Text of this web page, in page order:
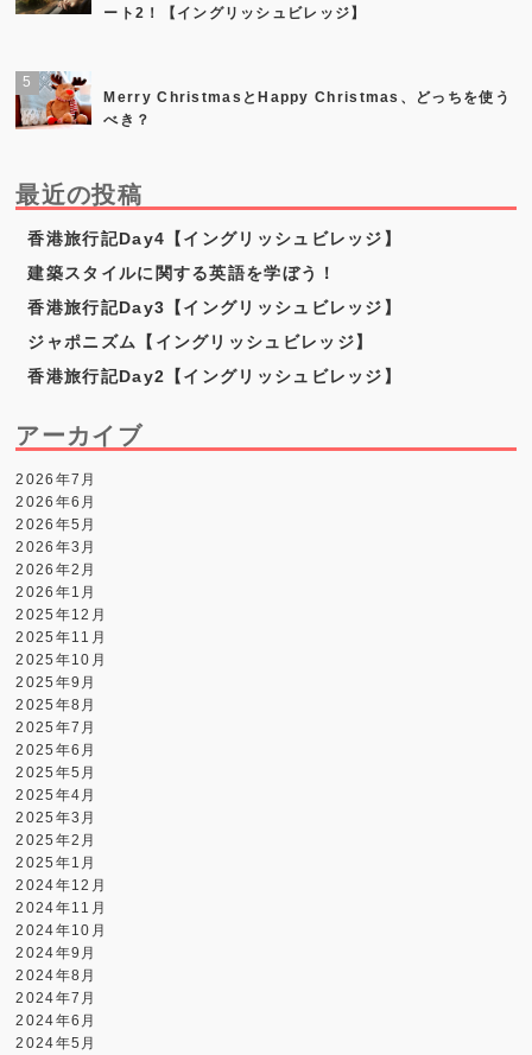
ート2！【イングリッシュビレッジ】
Merry ChristmasとHappy Christmas、どっちを使う
べき？
最近の投稿
香港旅行記Day4【イングリッシュビレッジ】
建築スタイルに関する英語を学ぼう！
香港旅行記Day3【イングリッシュビレッジ】
ジャポニズム【イングリッシュビレッジ】
香港旅行記Day2【イングリッシュビレッジ】
アーカイブ
2026年7月
2026年6月
2026年5月
2026年3月
2026年2月
2026年1月
2025年12月
2025年11月
2025年10月
2025年9月
2025年8月
2025年7月
2025年6月
2025年5月
2025年4月
2025年3月
2025年2月
2025年1月
2024年12月
2024年11月
2024年10月
2024年9月
2024年8月
2024年7月
2024年6月
2024年5月